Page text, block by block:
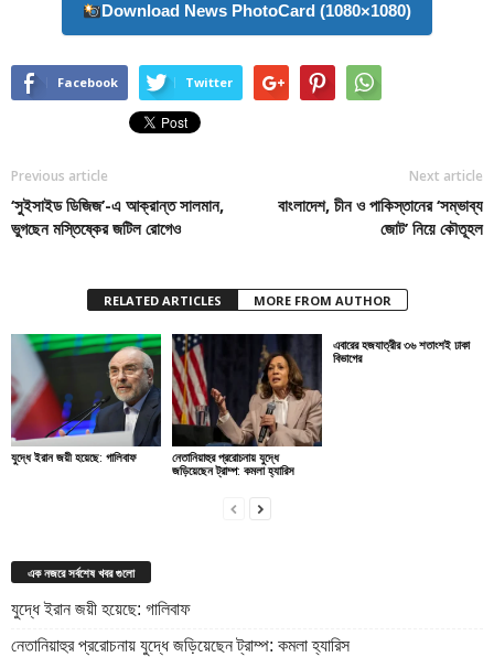
Download News PhotoCard (1080×1080)
Facebook Twitter
Previous article
‘সুইসাইড ডিজিজ’-এ আক্রান্ত সালমান,
ভুগছেন মস্তিষ্কের জটিল রোগেও
Next article
বাংলাদেশ, চীন ও পাকিস্তানের ‘সম্ভাব্য
জোট’ নিয়ে কৌতূহল
RELATED ARTICLES MORE FROM AUTHOR
যুদ্ধে ইরান জয়ী হয়েছে: গালিবাফ
নেতানিয়াহুর প্ররোচনায় যুদ্ধে
জড়িয়েছেন ট্রাম্প: কমলা হ্যারিস
এবারের হজযাত্রীর ৩৬ শতাংশই ঢাকা
বিভাগের
এক নজরে সর্বশেষ খবর গুলো
যুদ্ধে ইরান জয়ী হয়েছে: গালিবাফ
নেতানিয়াহুর প্ররোচনায় যুদ্ধে জড়িয়েছেন ট্রাম্প: কমলা হ্যারিস